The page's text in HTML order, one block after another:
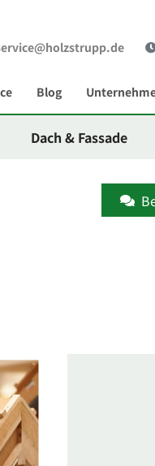
Blog
Dach & Fassade